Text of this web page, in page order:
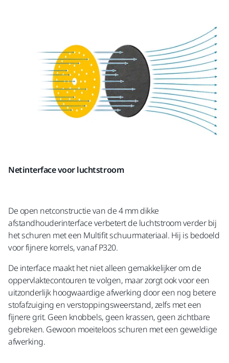
Netinterface voor luchtstroom
De open netconstructie van de 4 mm dikke
afstandhouderinterface verbetert de luchtstroom verder bij
het schuren met een Multifit schuurmateriaal. Hij is bedoeld
voor fijnere korrels, vanaf P320.
De interface maakt het niet alleen gemakkelijker om de
oppervlaktecontouren te volgen, maar zorgt ook voor een
uitzonderlijk hoogwaardige afwerking door een nog betere
stofafzuiging en verstoppingsweerstand, zelfs met een
fijnere grit. Geen knobbels, geen krassen, geen zichtbare
gebreken. Gewoon moeiteloos schuren met een geweldige
afwerking.